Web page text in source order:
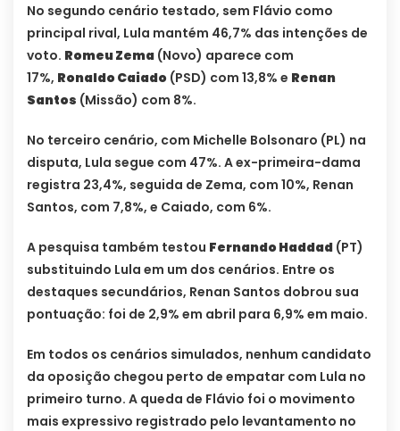
No segundo cenário testado, sem Flávio como
principal rival, Lula mantém 46,7% das intenções de
voto. Romeu Zema (Novo) aparece com
17%, Ronaldo Caiado (PSD) com 13,8% e Renan
Santos (Missão) com 8%.
No terceiro cenário, com Michelle Bolsonaro (PL) na
disputa, Lula segue com 47%. A ex-primeira-dama
registra 23,4%, seguida de Zema, com 10%, Renan
Santos, com 7,8%, e Caiado, com 6%.
A pesquisa também testou Fernando Haddad (PT)
substituindo Lula em um dos cenários. Entre os
destaques secundários, Renan Santos dobrou sua
pontuação: foi de 2,9% em abril para 6,9% em maio.
Em todos os cenários simulados, nenhum candidato
da oposição chegou perto de empatar com Lula no
primeiro turno. A queda de Flávio foi o movimento
mais expressivo registrado pelo levantamento no